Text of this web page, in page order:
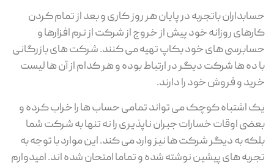
حسابداران باتجربه در پایان هر روز کاری و بعد از تمام کردن
کارهای روزانه خود پیش از خروج از شرکت از نرم افزارها و
حسابرسی های خود بکاپ تهیه می کنند. شرکت های بازرگانی
با ده ها شرکت دیگر در ارتباط بوده و هر کدام از آن ها لیست
خرید و فروش خود را دارند.
یک اشتباه کوچک می تواند تمامی حساب ها را خراب کرده و
بعضی اوقات خسارات جبران ناپذیری را نه تنها به شرکت شما
بلکه به دیگر شرکت ها نیز وارد می کند. این موارد با توجه به
تجربه های پیشین نوشته شده و تماما امتحان شده اند. امیدوارم